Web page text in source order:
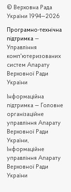
© Верховна Рада
України 1994—2026
Програмно-технічна
підтримка —
Управління
комп'ютеризованих
систем Апарату
Верховної Ради
України
Iнформаційна
підтримка — Головне
організаційне
управління Апарату
Верховної Ради
України,
Інформаційне
управління Апарату
Верховної Ради
України